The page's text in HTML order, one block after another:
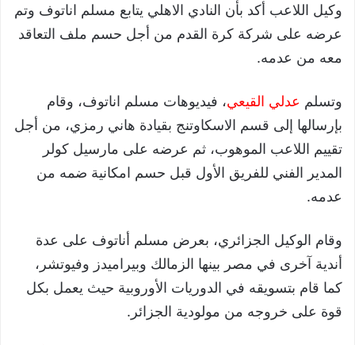
وكيل اللاعب أكد بأن النادي الاهلي يتابع مسلم اناتوف وتم
عرضه على شركة كرة القدم من أجل حسم ملف التعاقد
معه من عدمه.
وتسلم عدلي القيعي، فيديوهات مسلم اناتوف، وقام
بإرسالها إلى قسم الاسكاوتنج بقيادة هاني رمزي، من أجل
تقييم اللاعب الموهوب، ثم عرضه على مارسيل كولر
المدير الفني للفريق الأول قبل حسم امكانية ضمه من
عدمه.
وقام الوكيل الجزائري، بعرض مسلم أناتوف على عدة
أندية آخرى في مصر بينها الزمالك وبيراميدز وفيوتشر،
كما قام بتسويقه في الدوريات الأوروبية حيث يعمل بكل
قوة على خروجه من مولودية الجزائر.